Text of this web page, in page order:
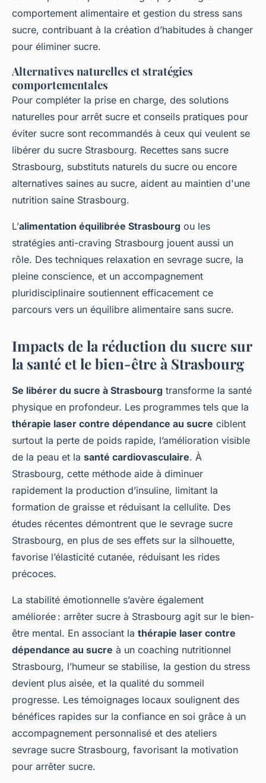
comportement alimentaire et gestion du stress sans
sucre, contribuant à la création d’habitudes à changer
pour éliminer sucre.
Alternatives naturelles et stratégies
comportementales
Pour compléter la prise en charge, des solutions
naturelles pour arrêt sucre et conseils pratiques pour
éviter sucre sont recommandés à ceux qui veulent se
libérer du sucre Strasbourg. Recettes sans sucre
Strasbourg, substituts naturels du sucre ou encore
alternatives saines au sucre, aident au maintien d'une
nutrition saine Strasbourg.
L’alimentation équilibrée Strasbourg ou les
stratégies anti-craving Strasbourg jouent aussi un
rôle. Des techniques relaxation en sevrage sucre, la
pleine conscience, et un accompagnement
pluridisciplinaire soutiennent efficacement ce
parcours vers un équilibre alimentaire sans sucre.
Impacts de la réduction du sucre sur
la santé et le bien-être à Strasbourg
Se libérer du sucre à Strasbourg transforme la santé
physique en profondeur. Les programmes tels que la
thérapie laser contre dépendance au sucre ciblent
surtout la perte de poids rapide, l’amélioration visible
de la peau et la santé cardiovasculaire. À
Strasbourg, cette méthode aide à diminuer
rapidement la production d’insuline, limitant la
formation de graisse et réduisant la cellulite. Des
études récentes démontrent que le sevrage sucre
Strasbourg, en plus de ses effets sur la silhouette,
favorise l’élasticité cutanée, réduisant les rides
précoces.
La stabilité émotionnelle s’avère également
améliorée : arrêter sucre à Strasbourg agit sur le bien-
être mental. En associant la thérapie laser contre
dépendance au sucre à un coaching nutritionnel
Strasbourg, l’humeur se stabilise, la gestion du stress
devient plus aisée, et la qualité du sommeil
progresse. Les témoignages locaux soulignent des
bénéfices rapides sur la confiance en soi grâce à un
accompagnement personnalisé et des ateliers
sevrage sucre Strasbourg, favorisant la motivation
pour arrêter sucre.